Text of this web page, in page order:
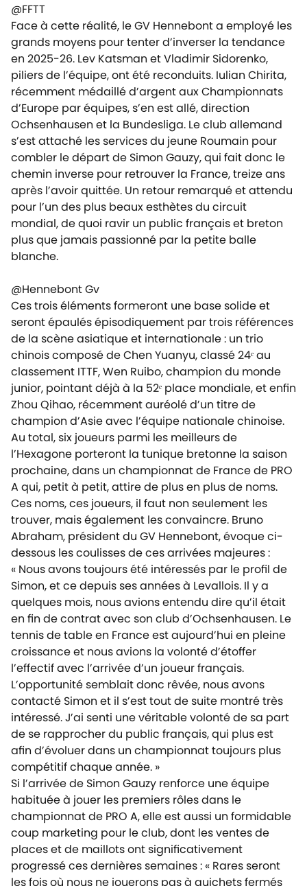
@FFTT
Face à cette réalité, le GV Hennebont a employé les
grands moyens pour tenter d’inverser la tendance
en 2025-26. Lev Katsman et Vladimir Sidorenko,
piliers de l’équipe, ont été reconduits. Iulian Chirita,
récemment médaillé d’argent aux Championnats
d’Europe par équipes, s’en est allé, direction
Ochsenhausen et la Bundesliga. Le club allemand
s’est attaché les services du jeune Roumain pour
combler le départ de Simon Gauzy, qui fait donc le
chemin inverse pour retrouver la France, treize ans
après l’avoir quittée. Un retour remarqué et attendu
pour l’un des plus beaux esthètes du circuit
mondial, de quoi ravir un public français et breton
plus que jamais passionné par la petite balle
blanche.
@Hennebont Gv
Ces trois éléments formeront une base solide et
seront épaulés épisodiquement par trois références
de la scène asiatique et internationale : un trio
chinois composé de Chen Yuanyu, classé 24ᵉ au
classement ITTF, Wen Ruibo, champion du monde
junior, pointant déjà à la 52ᵉ place mondiale, et enfin
Zhou Qihao, récemment auréolé d’un titre de
champion d’Asie avec l’équipe nationale chinoise.
Au total, six joueurs parmi les meilleurs de
l’Hexagone porteront la tunique bretonne la saison
prochaine, dans un championnat de France de PRO
A qui, petit à petit, attire de plus en plus de noms.
Ces noms, ces joueurs, il faut non seulement les
trouver, mais également les convaincre. Bruno
Abraham, président du GV Hennebont, évoque ci-
dessous les coulisses de ces arrivées majeures :
« Nous avons toujours été intéressés par le profil de
Simon, et ce depuis ses années à Levallois. Il y a
quelques mois, nous avions entendu dire qu’il était
en fin de contrat avec son club d’Ochsenhausen. Le
tennis de table en France est aujourd’hui en pleine
croissance et nous avions la volonté d’étoffer
l’effectif avec l’arrivée d’un joueur français.
L’opportunité semblait donc rêvée, nous avons
contacté Simon et il s’est tout de suite montré très
intéressé. J’ai senti une véritable volonté de sa part
de se rapprocher du public français, qui plus est
afin d’évoluer dans un championnat toujours plus
compétitif chaque année. »
Si l’arrivée de Simon Gauzy renforce une équipe
habituée à jouer les premiers rôles dans le
championnat de PRO A, elle est aussi un formidable
coup marketing pour le club, dont les ventes de
places et de maillots ont significativement
progressé ces dernières semaines : « Rares seront
les fois où nous ne jouerons pas à guichets fermés